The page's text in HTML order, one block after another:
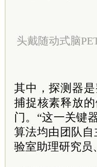
头戴随动式脑
其中，探测器
捕捉核素释放
门。“这一关键
算法均由团队
验室助理研究员